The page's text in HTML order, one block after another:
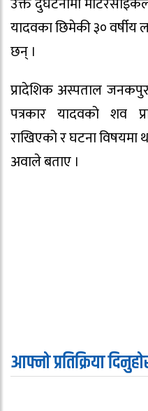
यादवका छिमेकी ३० वर्षीय
छन् ।
प्रादेशिक अस्पताल
पत्रकार यादवको शव
राखिएको र घटना
अवाले बताए ।
आफ्नो प्रतिक्रिया